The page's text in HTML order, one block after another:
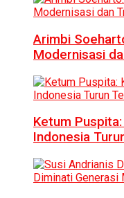
Arimbi
Modernisasi
Ketum
Indonesia